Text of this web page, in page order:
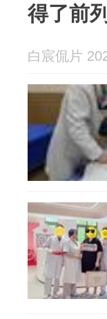
得了前
白宸侃片